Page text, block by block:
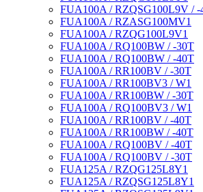
FUA100A / RZQSG100L9V / -
FUA100A / RZASG100MV1
FUA100A / RZQG100L9V1
FUA100A / RQ100BW / -30T
FUA100A / RQ100BW / -40T
FUA100A / RR100BV / -30T
FUA100A / RR100BV3 / W1
FUA100A / RR100BW / -30T
FUA100A / RQ100BV3 / W1
FUA100A / RR100BV / -40T
FUA100A / RR100BW / -40T
FUA100A / RQ100BV / -40T
FUA100A / RQ100BV / -30T
FUA125A / RZQG125L8Y1
FUA125A / RZQSG125L8Y1